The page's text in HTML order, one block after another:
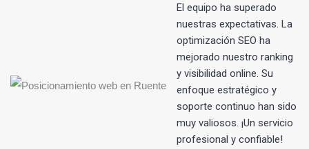
El equipo ha superado
nuestras expectativas. La
optimización SEO ha
mejorado nuestro ranking
y visibilidad online. Su
enfoque estratégico y
soporte continuo han sido
muy valiosos. ¡Un servicio
profesional y confiable!